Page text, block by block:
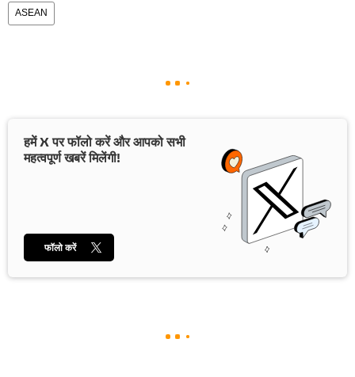
ASEAN
हमें X पर फॉलो करें और आपको सभी
महत्वपूर्ण खबरें मिलेंगी!
फॉलो करें